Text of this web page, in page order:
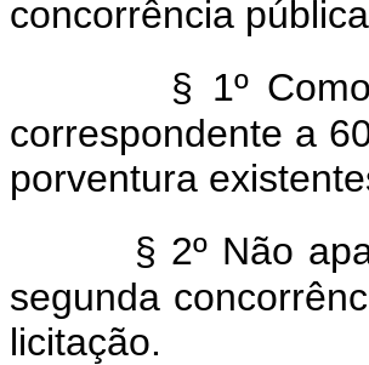
concorrência
§ 1º
correspondente a
porventura
§ 2º Não
segunda
licitação.